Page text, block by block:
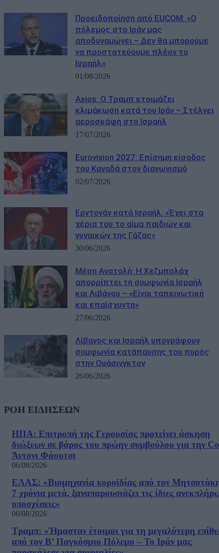
Προειδοποίηση από EUCOM: «Ο
πόλεμος στο Ιράν μας
αποδυναμώνει – Δεν θα μπορούμε
να προστατεύουμε πλέον το
Ισραήλ»
01/08/2026
Axios: Ο Τραμπ ετοιμάζει
κλιμάκωση κατά του Ιράν – Στέλνει
αεροσκάφη στο Ισραήλ
17/07/2026
Eurovision 2027: Επίσημη είσοδος
του Καναδά στον διαγωνισμό
02/07/2026
Ερντογάν κατά Ισραήλ: «Έχει στα
χέρια του το αίμα παιδιών και
γυναικών της Γάζας»
30/06/2026
Μέση Ανατολή: Η Χεζμπολάχ
απορρίπτει τη συμφωνία Ισραήλ
και Λιβάνου – «Είναι ταπεινωτική
και επαίσχυντη»
27/06/2026
Λίβανος και Ισραήλ υπογράφουν
συμφωνία κατάπαυσης του πυρός
στην Ουάσινγκτον
26/06/2026
ΡΟΗ ΕΙΔΗΣΕΩΝ
ΗΠΑ: Επιτροπή της Γερουσίας προτείνει άσκηση
διώξεων σε βάρος του πρώην συμβούλου για την
Άντονι Φάουτσι
06/08/2026
ΕΛΑΣ: «Βιομηχανία κοροϊδίας από τον
7 χρόνια μετά, ξαναπαρουσιάζει τις ίδιες
υποσχέσεις»
06/08/2026
Τραμπ: «Ήμασταν έτοιμοι για τη μεγαλύτερη
από τον Β’ Παγκόσμιο Πόλεμο – Το Ιράν μας